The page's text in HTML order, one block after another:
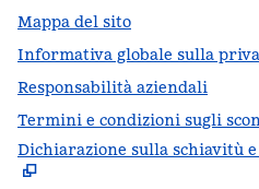
Mappa del sito
Informativa globale sulla
Responsabilità aziendali
Termini e condizioni sugli
Dichiarazione sulla schiavitù